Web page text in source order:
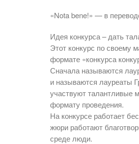
«Nota bene!» — в
Идея конкурса – дать
Этот конкурс по своему
формате «конкурса
Сначала называются
и называются лауреаты
участвуют талантливые
формату проведения.
На конкурсе работает
жюри работают
среде люди.